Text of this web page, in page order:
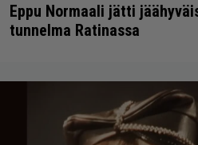
Eppu Normaali jätti
tunnelma Ratinassa